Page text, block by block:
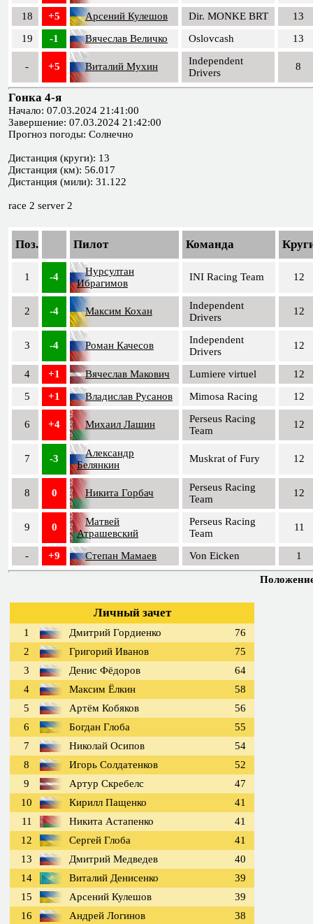
18 +5 Арсений Кулешов Dir. MONKE BRT
13
19
-1 Вячеслав Величко Oslovcash 13
- +5 Виталий Мухин
Independent
Drivers
8
Гонка 4-я
Начало: 07.03.2024 21:41:00
Завершение: 07.03.2024 21:42:00
Прогноз погоды: Солнечно
Дистанция (круги): 13
Дистанция (км): 56.017
Дистанция (мили): 31.122
race 2 server 2
Поз. Пилот Команда
1 -4
Нурсултан
Ибрагимов
INI Racing Team 12
2 -4 Максим Кохан
Independent
Drivers
12
3 -4 Роман Качесов
Independent
Drivers
12
4 +1 Вячеслав Макович Lumiere virtuel
12
5
+1 Владислав Русанов Mimosa Racing 12
6 +4 Михаил Лашин
Perseus Racing
Team
12
7 -3
Александр
Белянкин
Muskrat of Fury 12
8 0 Никита Горбач
Perseus Racing
Team
12
9 0
Матвей
Атрашевский
Perseus Racing
Team
11
- +9 Степан Мамаев Von Eicken 1
Положение
Личный зачет
1 Дмитрий Гордиенко
76
2
Григорий Иванов
75
3
Денис Фёдоров
64
4
Максим Ёлкин
58
5
Артём Кобяков
56
6
Богдан Глоба
55
7
Николай Осипов
54
8
Игорь Солдатенков
52
9
Артур Скребелс
47
10
Кирилл Пащенко
41
11
Никита Астапенко
41
12
Сергей Глоба
41
13
Дмитрий Медведев
40
14
Виталий Денисенко
39
15
Арсений Кулешов
39
16
Андрей Логинов 38